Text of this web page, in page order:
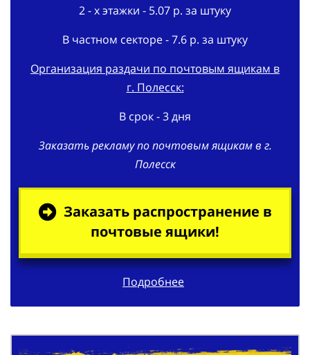
2 - х этажки - 5.07 р. за штуку
В частном секторе - 7.6 р. за штуку
Организация раздачи по почтовым ящикам в
г. Полесск:
В срок - 3 дня
Заказать рекламу по почтовым ящикам в г.
Полесск
Заказать распространение в
почтовые ящики!
Подробнее